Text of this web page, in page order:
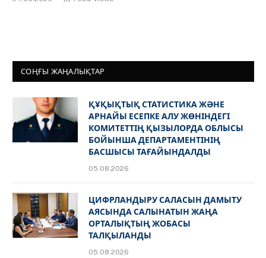
СОҢҒЫ ЖАҢАЛЫҚТАР
ҚҰҚЫҚТЫҚ СТАТИСТИКА ЖӘНЕ
АРНАЙЫ ЕСЕПКЕ АЛУ ЖӨНІНДЕГІ
КОМИТЕТТІҢ ҚЫЗЫЛОРДА ОБЛЫСЫ
БОЙЫНША ДЕПАРТАМЕНТІНІҢ
БАСШЫСЫ ТАҒАЙЫНДАЛДЫ
05.08.2026
ЦИФРЛАНДЫРУ САЛАСЫН ДАМЫТУ
АЯСЫНДА САЛЫНАТЫН ЖАҢА
ОРТАЛЫҚТЫҢ ЖОБАСЫ
ТАЛҚЫЛАНДЫ
05.08.2026